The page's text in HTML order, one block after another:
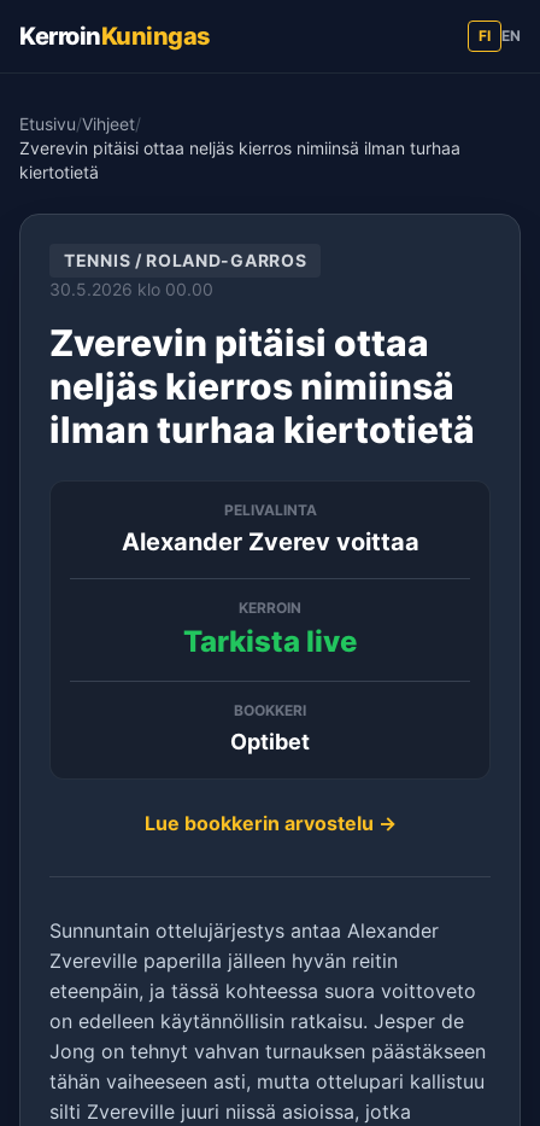
KerroinKuningas FI EN
Etusivu/Vihjeet/
Zverevin pitäisi ottaa neljäs kierros nimiinsä ilman turhaa
kiertotietä
TENNIS / ROLAND-GARROS
30.5.2026 klo 00.00
Zverevin pitäisi ottaa
neljäs kierros nimiinsä
ilman turhaa kiertotietä
PELIVALINTA
Alexander Zverev voittaa
KERROIN
Tarkista live
BOOKKERI
Optibet
Lue bookkerin arvostelu →
Sunnuntain ottelujärjestys antaa Alexander
Zvereville paperilla jälleen hyvän reitin
eteenpäin, ja tässä kohteessa suora voittoveto
on edelleen käytännöllisin ratkaisu. Jesper de
Jong on tehnyt vahvan turnauksen päästäkseen
tähän vaiheeseen asti, mutta ottelupari kallistuu
silti Zvereville juuri niissä asioissa, jotka